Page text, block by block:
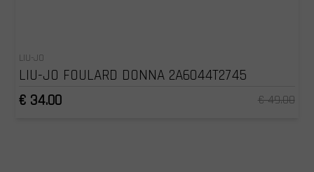
LIU-JO
LIU-JO FOULARD DONNA 2A6044T2745
€ 34.00
€ 49.00